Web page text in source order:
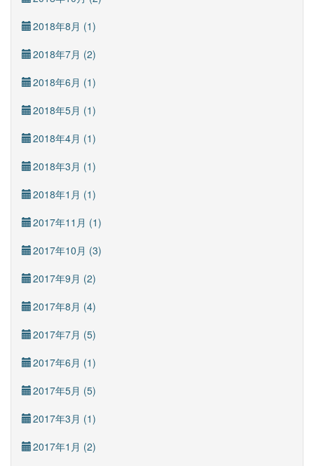
2018年8月 (1)
2018年7月 (2)
2018年6月 (1)
2018年5月 (1)
2018年4月 (1)
2018年3月 (1)
2018年1月 (1)
2017年11月 (1)
2017年10月 (3)
2017年9月 (2)
2017年8月 (4)
2017年7月 (5)
2017年6月 (1)
2017年5月 (5)
2017年3月 (1)
2017年1月 (2)